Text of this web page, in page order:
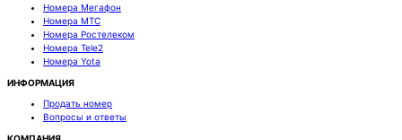
Номера Мегафон
Номера МТС
Номера Ростелеком
Номера Tele2
Номера Yota
ИНФОРМАЦИЯ
Продать номер
Вопросы и ответы